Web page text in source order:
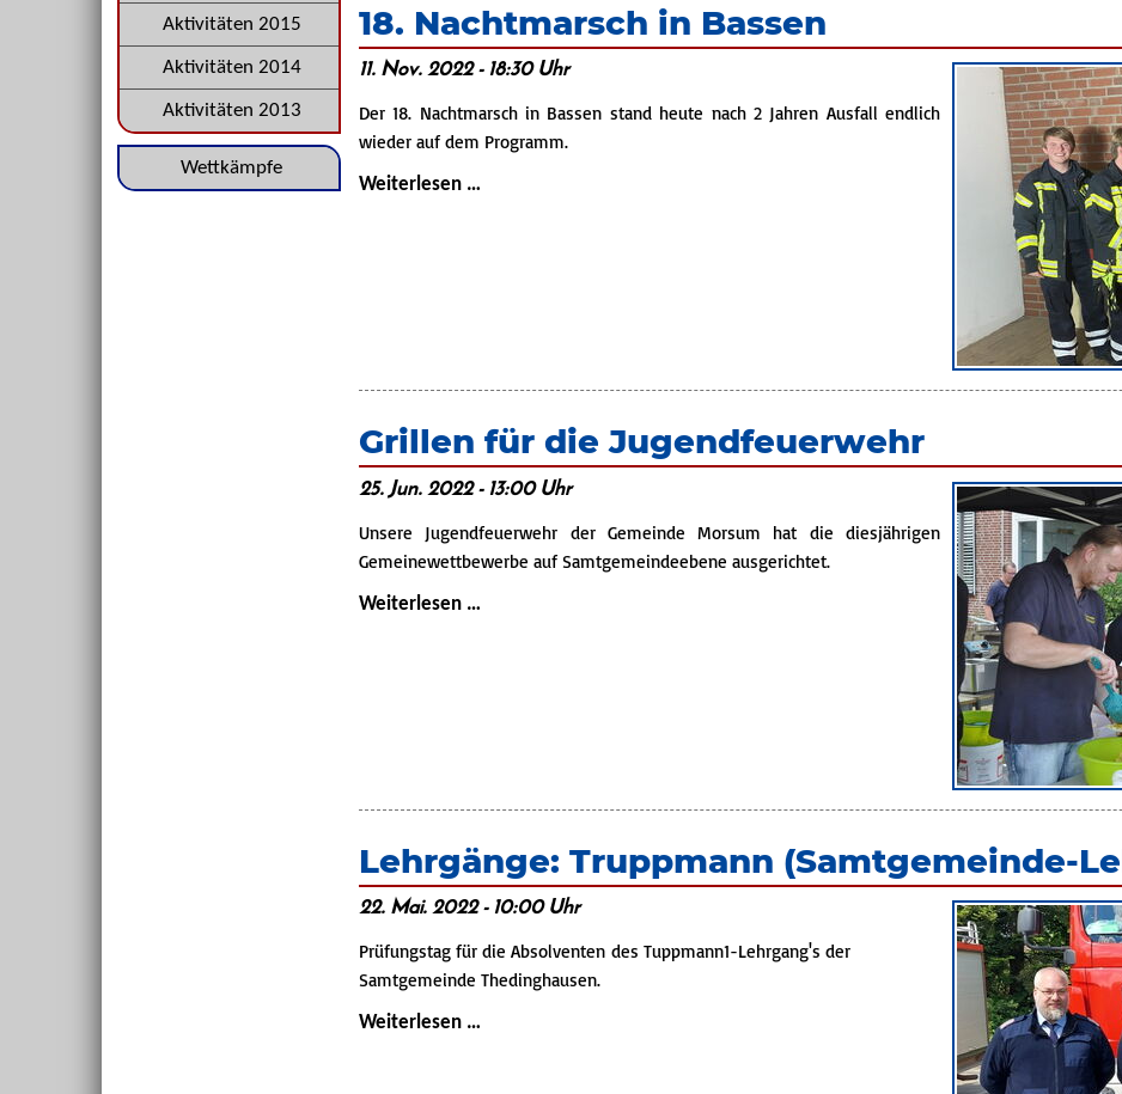
18. Nachtmarsch in Bassen
11. Nov. 2022 - 18:30 Uhr
Der 18. Nachtmarsch in Bassen stand heute nach 2 Jahren Ausfall endlich
wieder auf dem Programm.
Weiterlesen …18.
Grillen für die Jugendfeuerwehr
25. Jun. 2022 - 13:00 Uhr
Unsere Jugendfeuerwehr der Gemeinde Morsum hat die diesjährigen
Gemeinewettbewerbe auf Samtgemeindeebene ausgerichtet.
Weiterlesen …Grillen
Lehrgänge: Truppmann (Samtgemeinde-
22. Mai. 2022 - 10:00 Uhr
Prüfungstag für die Absolventen des Tuppmann1-Lehrgang's der
Samtgemeinde Thedinghausen.
Weiterlesen …Lehrgänge:
Aktivitäten 2015
Aktivitäten 2014
Aktivitäten 2013
NavigationWettkämpfe